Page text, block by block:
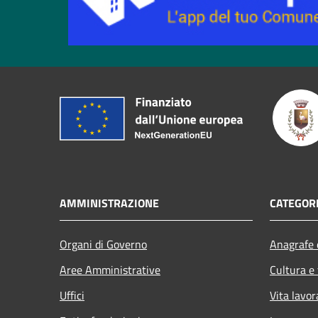
AMMINISTRAZIONE
Organi di Governo
Aree Amministrative
Uffici
Cultura
Vita